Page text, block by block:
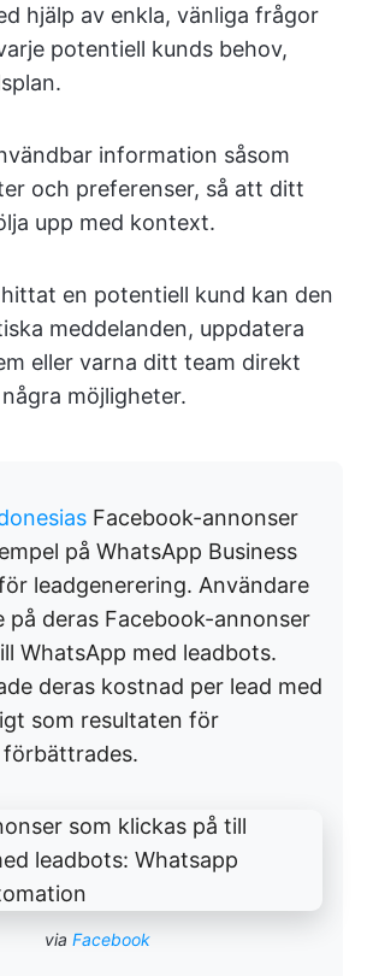
hjälp av enkla, vänliga frågor
potentiell kunds behov,
information såsom
och preferenser, så att ditt
upp med kontext.
en potentiell kund kan den
meddelanden, uppdatera
eller varna ditt team direkt
möjligheter.
Facebook-annonser
på WhatsApp Business
leadgenerering. Användare
på deras Facebook-annonser
WhatsApp med leadbots.
deras kostnad per lead med
som resultaten för
via Facebook